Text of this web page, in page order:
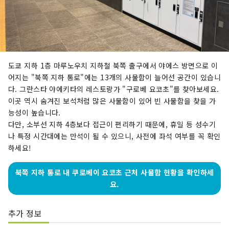
도쿄 지하 1층 마루노우치 지하철 북쪽 출구에서 야에스 방면으로 이
어지는 "북쪽 지하 통로"에는 13개의 사물함이 늘어선 공간이 있습니
다. 그란스타 야에키타의 레스토랑가 "구로베 요코초"를 찾아보세요.
이곳 역시 숨겨진 보석처럼 많은 사물함이 있어 빈 사물함을 찾을 가
능성이 높습니다.
다만, 소부선 지하 4층보다 접근이 편리하기 때문에, 휴일 등 성수기
나 특정 시간대에는 만석이 될 수 있으니, 사전에 좌석 여부를 꼭 확인
하세요!
북쪽 지하 통로 내 쿠로베이 요코초 근처 사물함 현황을 확인하세
요.
추가 정보